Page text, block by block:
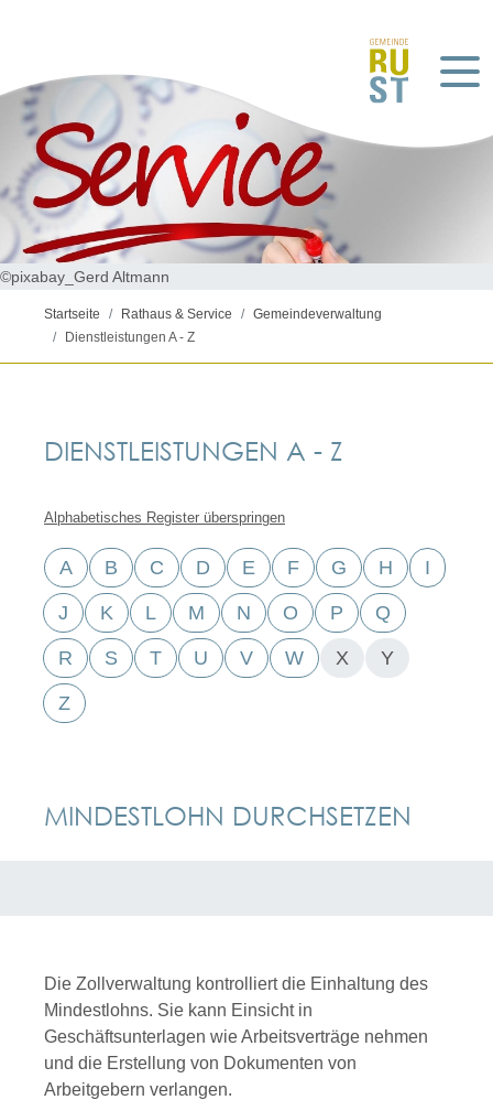
©pixabay_Gerd Altmann
Startseite Rathaus & Service
Gemeindeverwaltung
Dienstleistungen A - Z
DIENSTLEISTUNGEN A - Z
Alphabetisches Register überspringen
A B C D E F G H I
J K L M N O P Q
R S T U V W X Y
Z
MINDESTLOHN DURCHSETZEN
Die Zollverwaltung kontrolliert die Einhaltung des
Mindestlohns. Sie kann Einsicht in
Geschäftsunterlagen wie Arbeitsverträge nehmen
und die Erstellung von Dokumenten von
Arbeitgebern verlangen.